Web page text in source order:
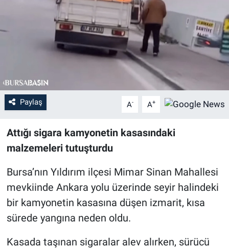
Paylaş A- A+
Attığı sigara kamyonetin kasasındaki
malzemeleri tutuşturdu
Bursa’nın Yıldırım ilçesi Mimar Sinan Mahallesi
mevkiinde Ankara yolu üzerinde seyir halindeki
bir kamyonetin kasasına düşen izmarit, kısa
sürede yangına neden oldu.
Kasada taşınan sigaralar alev alırken, sürücü
Dünya
Magazin
Siyaset
Yaşam